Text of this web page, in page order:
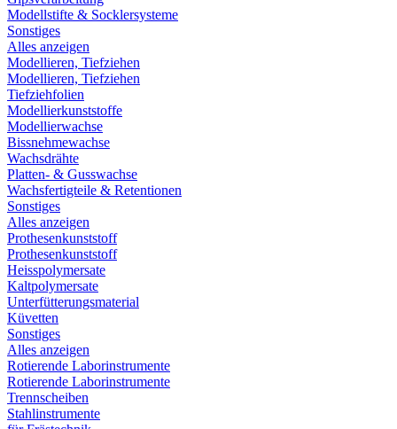
Modellstifte & Socklersysteme
Sonstiges
Alles anzeigen
Modellieren, Tiefziehen
Modellieren, Tiefziehen
Tiefziehfolien
Modellierkunststoffe
Modellierwachse
Bissnehmewachse
Wachsdrähte
Platten- & Gusswachse
Wachsfertigteile & Retentionen
Sonstiges
Alles anzeigen
Prothesenkunststoff
Prothesenkunststoff
Heisspolymersate
Kaltpolymersate
Unterfütterungsmaterial
Küvetten
Sonstiges
Alles anzeigen
Rotierende Laborinstrumente
Rotierende Laborinstrumente
Trennscheiben
Stahlinstrumente